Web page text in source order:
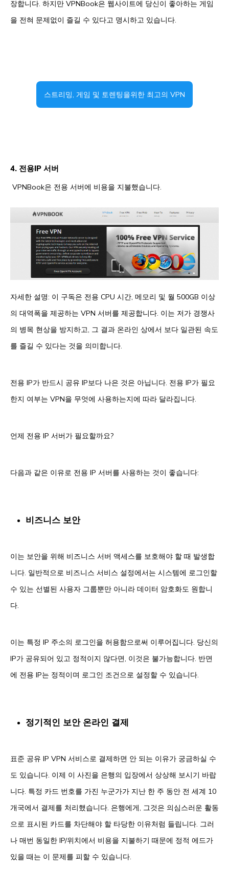
장합니다. 하지만 VPNBook은 웹사이트에 당신이 좋아하는 게임
을 전혀 문제없이 즐길 수 있다고 명시하고 있습니다.
스트리밍, 게임 및 토렌팅을위한 최고의 VPN
4. 전용IP 서버
VPNBook은 전용 서버에 비용을 지불했습니다.
자세한 설명: 이 구독은 전용 CPU 시간, 메모리 및 월 500GB 이상
의 대역폭을 제공하는 VPN 서버를 제공합니다. 이는 저가 경쟁사
의 병목 현상을 방지하고, 그 결과 온라인 상에서 보다 일관된 속도
를 즐길 수 있다는 것을 의미합니다.
전용 IP가 반드시 공유 IP보다 나은 것은 아닙니다. 전용 IP가 필요
한지 여부는 VPN을 무엇에 사용하는지에 따라 달라집니다.
언제 전용 IP 서버가 필요할까요?
다음과 같은 이유로 전용 IP 서버를 사용하는 것이 좋습니다:
비즈니스 보안
이는 보안을 위해 비즈니스 서버 액세스를 보호해야 할 때 발생합
니다. 일반적으로 비즈니스 서비스 설정에서는 시스템에 로그인할
수 있는 선별된 사용자 그룹뿐만 아니라 데이터 암호화도 원합니
다.
이는 특정 IP 주소의 로그인을 허용함으로써 이루어집니다. 당신의
IP가 공유되어 있고 정적이지 않다면, 이것은 불가능합니다. 반면
에 전용 IP는 정적이며 로그인 조건으로 설정할 수 있습니다.
정기적인 보안 온라인 결제
표준 공유 IP VPN 서비스로 결제하면 안 되는 이유가 궁금하실 수
도 있습니다. 이제 이 사진을 은행의 입장에서 상상해 보시기 바랍
니다. 특정 카드 번호를 가진 누군가가 지난 한 주 동안 전 세계 10
개국에서 결제를 처리했습니다. 은행에게, 그것은 의심스러운 활동
으로 표시된 카드를 차단해야 할 타당한 이유처럼 들립니다. 그러
나 매번 동일한 IP/위치에서 비용을 지불하기 때문에 정적 에드가
있을 때는 이 문제를 피할 수 있습니다.